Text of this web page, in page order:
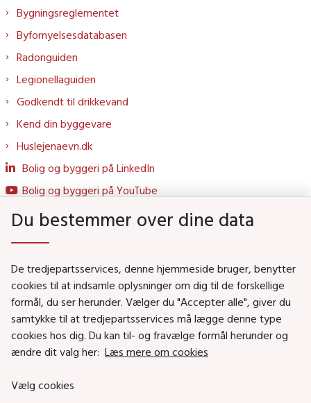
Bygningsreglementet
Byfornyelsesdatabasen
Radonguiden
Legionellaguiden
Godkendt til drikkevand
Kend din byggevare
Huslejenaevn.dk
Bolig og byggeri på LinkedIn
Bolig og byggeri på YouTube
Social- og Boligministeriet
Job i Social- og Boligstyrelsen
Puljer og tilskud
Nyhedsbreve
Social- og Boligstyrelsens nyheder som RSS feed
Du bestemmer over dine data
De tredjepartsservices, denne hjemmeside bruger, benytter
cookies til at indsamle oplysninger om dig til de forskellige
formål, du ser herunder. Vælger du "Accepter alle", giver du
samtykke til at tredjepartsservices må lægge denne type
cookies hos dig. Du kan til- og fravælge formål herunder og
ændre dit valg her: Læs mere om cookies
Vælg cookies